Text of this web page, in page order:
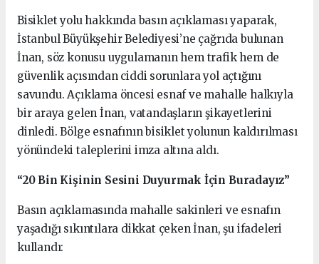
Bisiklet yolu hakkında basın açıklaması yaparak,
İstanbul Büyükşehir Belediyesi’ne çağrıda bulunan
İnan, söz konusu uygulamanın hem trafik hem de
güvenlik açısından ciddi sorunlara yol açtığını
savundu. Açıklama öncesi esnaf ve mahalle halkıyla
bir araya gelen İnan, vatandaşların şikayetlerini
dinledi. Bölge esnafının bisiklet yolunun kaldırılması
yönündeki taleplerini imza altına aldı.
“20 Bin Kişinin Sesini Duyurmak İçin Buradayız”
Basın açıklamasında mahalle sakinleri ve esnafın
yaşadığı sıkıntılara dikkat çeken İnan, şu ifadeleri
kullandı: